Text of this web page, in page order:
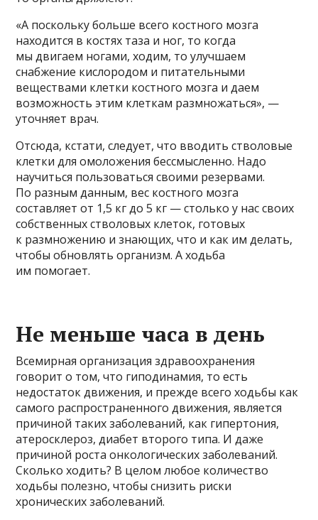
«А поскольку больше всего костного мозга
находится в костях таза и ног, то когда
мы двигаем ногами, ходим, то улучшаем
снабжение кислородом и питательными
веществами клетки костного мозга и даем
возможность этим клеткам размножаться», —
уточняет врач.
Отсюда, кстати, следует, что вводить стволовые
клетки для омоложения бессмысленно. Надо
научиться пользоваться своими резервами.
По разным данным, вес костного мозга
составляет от 1,5 кг до 5 кг — столько у нас своих
собственных стволовых клеток, готовых
к размножению и знающих, что и как им делать,
чтобы обновлять организм. А ходьба
им помогает.
Не меньше часа в день
Всемирная организация здравоохранения
говорит о том, что гиподинамия, то есть
недостаток движения, и прежде всего ходьбы как
самого распространенного движения, является
причиной таких заболеваний, как гипертония,
атеросклероз, диабет второго типа. И даже
причиной роста онкологических заболеваний.
Сколько ходить? В целом любое количество
ходьбы полезно, чтобы снизить риски
хронических заболеваний.